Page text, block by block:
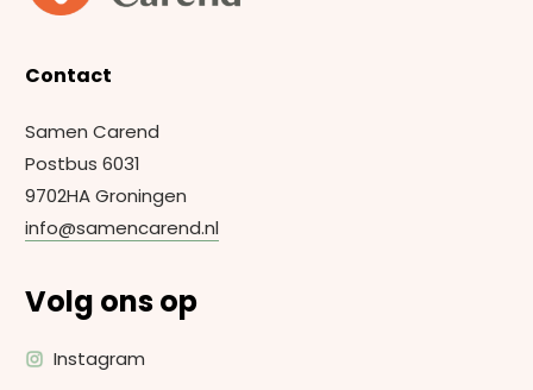
Contact
Samen Carend
Postbus 6031
9702HA Groningen
info@samencarend.nl
Volg ons op
Instagram